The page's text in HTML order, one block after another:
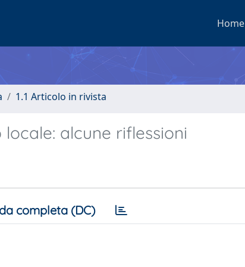
Home
1.1 Articolo in rivista
alcune riflessioni
completa (DC)